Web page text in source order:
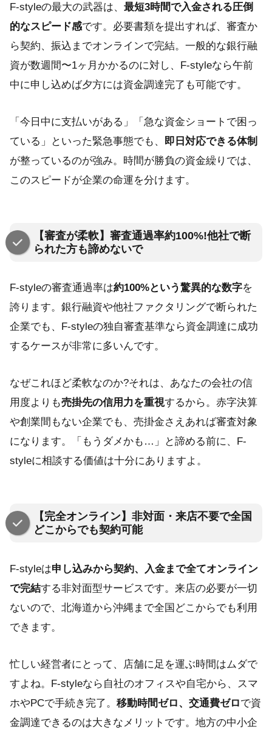
F-styleの最大の武器は、 最短3時間で入金される圧倒
的なスピード感です。必要書類を提出すれば、審査か
ら契約、振込までオンラインで完結。一般的な銀行融
資が数週間〜1ヶ月かかるのに対し、F-styleなら午前
中に申し込めば夕方には資金調達完了も可能です。
「今日中に支払いがある」「急な資金ショートで困っ
ている」といった緊急事態でも、 即日対応できる体制
が整っているのが強み。時間が勝負の資金繰りでは、
このスピードが企業の命運を分けます。
【審査が柔軟】審査通過率約100%!他社で断
られた方も諦めないで
F-styleの審査通過率は約100%という驚異的な数字を
誇ります。銀行融資や他社ファクタリングで断られた
企業でも、F-styleの独自審査基準なら資金調達に成功
するケースが非常に多いんです。
なぜこれほど柔軟なのか?それは、あなたの会社の信
用度よりも売掛先の信用力を重視するから。赤字決算
や創業間もない企業でも、売掛金さえあれば審査対象
になります。「もうダメかも…」と諦める前に、F-
styleに相談する価値は十分にありますよ。
【完全オンライン】非対面・来店不要で全国
どこからでも契約可能
F-styleは申し込みから契約、入金まで全てオンライン
で完結する非対面型サービスです。来店の必要が一切
ないので、北海道から沖縄まで全国どこからでも利用
できます。
忙しい経営者にとって、店舗に足を運ぶ時間はムダで
すよね。F-styleなら自社のオフィスや自宅から、スマ
ホやPCで手続き完了。 移動時間ゼロ、交通費ゼロで資
金調達できるのは大きなメリットです。地方の中小企